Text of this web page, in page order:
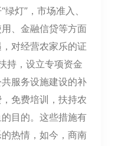
灯”，市场准入、
、金融信贷等方面
对经营农家乐的证
持，设立专项资金
服务设施建设的补
免费培训，扶持农
目的。这些措施有
热情，如今，商南